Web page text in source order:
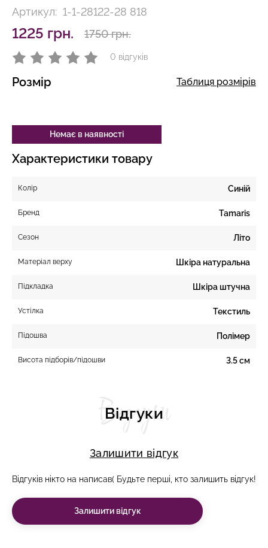
Артикул: 1-1-28122-28 818
1225 грн. 1750 грн.
0 відгуків
Розмір Таблиця розмірів
Немає в наявності
Характеристики товару
Колір Синій
Бренд Tamaris
Сезон Літо
Матеріал верху Шкіра натуральна
Підкладка Шкіра штучна
Устілка Текстиль
Підошва Полімер
Висота підборів/підошви 3.5 см
Відгуки
Відгуки
Залишити відгук
Відгуків нікто на написав( Будьте перші, кто залишить відгук!
Залишити відгук